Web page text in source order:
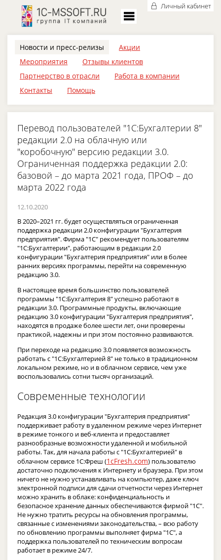
Личный кабинет
Новости и пресс-релизы
Акции
Мероприятия
Отзывы клиентов
Партнерство в отрасли
Работа в компании
Контакты
Помощь
Перевод пользователей "1С:Бухгалтерии 8"
редакции 2.0 на облачную или
"коробочную" версию редакции 3.0.
Ограниченная поддержка редакции 2.0:
базовой – до марта 2021 года, ПРОФ – до
марта 2022 года
12.10.2020
В 2020–2021 гг. будет осуществляться ограниченная
поддержка редакции 2.0 конфигурации "Бухгалтерия
предприятия". Фирма "1С" рекомендует пользователям
"1С:Бухгалтерии", работающим в редакции 2.0
конфигурации "Бухгалтерия предприятия" или в более
ранних версиях программы, перейти на современную
редакцию 3.0.
В настоящее время большинство пользователей
программы "1С:Бухгалтерия 8" успешно работают в
редакции 3.0. Программные продукты, включающие
редакцию 3.0 конфигурации "Бухгалтерия предприятия",
находятся в продаже более шести лет, они проверены
практикой, надежны и при этом постоянно развиваются.
При переходе на редакцию 3.0 появляется возможность
работать с "1С:Бухгалтерией 8" не только в традиционном
локальном режиме, но и в облачном сервисе, чем уже
воспользовались сотни тысяч организаций.
Современные технологии
Редакция 3.0 конфигурации "Бухгалтерия предприятия"
поддерживает работу в удаленном режиме через Интернет
в режиме тонкого и веб-клиента и предоставляет
разнообразные возможности удаленной и мобильной
работы. Так, для начала работы с "1С:Бухгалтерией" в
облачном сервисе 1С:Фреш (1cFresh.com) пользователю
достаточно подключения к Интернету и браузера. При этом
ничего не нужно устанавливать на компьютер, даже ключ
электронной подписи для сдачи отчетности через Интернет
можно хранить в облаке: конфиденциальность и
безопасное хранение данных обеспечиваются фирмой "1С".
Не нужно тратить ресурсы на обновления программы,
связанные с изменениями законодательства, – всю работу
по обновлению программы выполняет фирма "1С", а
поддержка пользователей по техническим вопросам
работает в режиме 24/7.